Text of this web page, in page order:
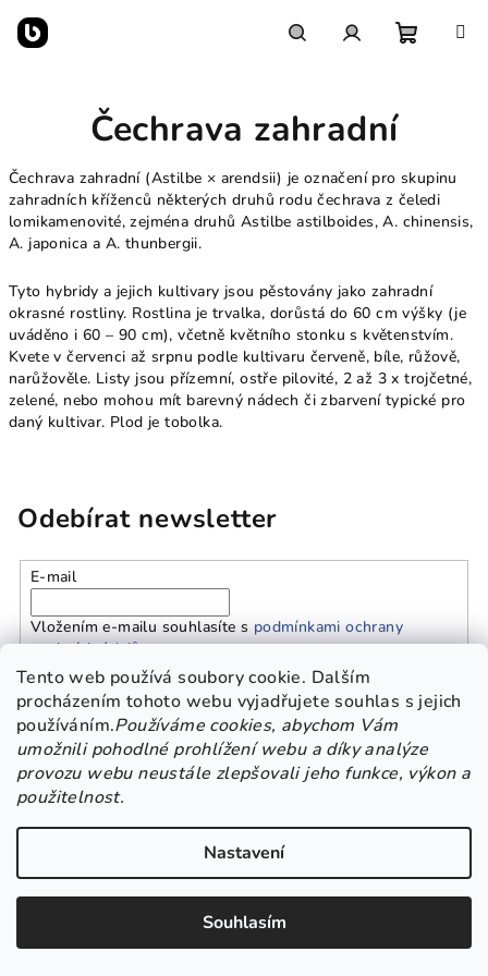
Tento web používá soubory cookie. Dalším
procházením tohoto webu vyjadřujete souhlas s jejich
používáním.Používáme cookies, abychom Vám
umožnili pohodlné prohlížení webu a díky analýze
provozu webu neustále zlepšovali jeho funkce, výkon a
použitelnost.
Nastavení
Souhlasím
obsah
Čechrava zahradní
Čechrava zahradní (Astilbe × arendsii) je označení pro skupinu
zahradních kříženců některých druhů rodu čechrava z čeledi
lomikamenovité, zejména druhů Astilbe astilboides, A. chinensis,
A. japonica a A. thunbergii.
Tyto hybridy a jejich kultivary jsou pěstovány jako zahradní
okrasné rostliny. Rostlina je trvalka, dorůstá do 60 cm výšky (je
uváděno i 60 – 90 cm), včetně květního stonku s květenstvím.
Kvete v červenci až srpnu podle kultivaru červeně, bíle, růžově,
narůžověle. Listy jsou přízemní, ostře pilovité, 2 až 3 x trojčetné,
zelené, nebo mohou mít barevný nádech či zbarvení typické pro
daný kultivar. Plod je tobolka.
Odebírat newsletter
E-mail
Vložením e-mailu souhlasíte s podmínkami ochrany
osobních údajů
Přihlásit se
Platba a doprava
Copyright 2026Beskisha. Všechna práva vyhrazena.Upravit
nastavení cookies
Vytvořil Shoptet